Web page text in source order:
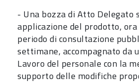
- Una bozza di Atto Delegato
applicazione del prodotto,
periodo di consultazione
settimane, accompagnato da
Lavoro del personale con la
supporto delle modifiche